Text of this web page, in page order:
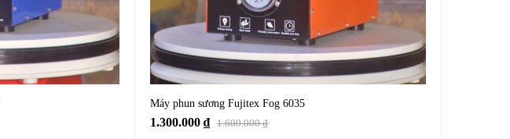
Máy phun sương Fujitex Fog 6035
1.600.000₫
1.300.000₫